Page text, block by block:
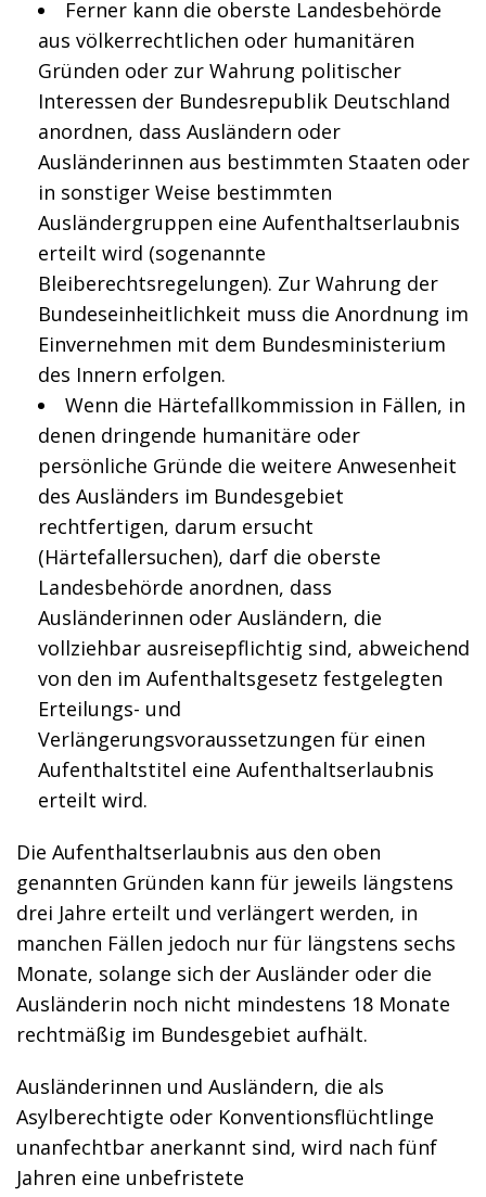
Ferner kann die oberste Landesbehörde
aus völkerrechtlichen oder humanitären
Gründen oder zur Wahrung politischer
Interessen der Bundesrepublik Deutschland
anordnen, dass Ausländern oder
Ausländerinnen aus bestimmten Staaten oder
in sonstiger Weise bestimmten
Ausländergruppen eine Aufenthaltserlaubnis
erteilt wird (sogenannte
Bleiberechtsregelungen). Zur Wahrung der
Bundeseinheitlichkeit muss die Anordnung im
Einvernehmen mit dem Bundesministerium
des Innern erfolgen.
Wenn die Härtefallkommission in Fällen, in
denen dringende humanitäre oder
persönliche Gründe die weitere Anwesenheit
des Ausländers im Bundesgebiet
rechtfertigen, darum ersucht
(Härtefallersuchen), darf die oberste
Landesbehörde anordnen, dass
Ausländerinnen oder Ausländern, die
vollziehbar ausreisepflichtig sind, abweichend
von den im Aufenthaltsgesetz festgelegten
Erteilungs- und
Verlängerungsvoraussetzungen für einen
Aufenthaltstitel eine Aufenthaltserlaubnis
erteilt wird.
Die Aufenthaltserlaubnis aus den oben
genannten Gründen kann für jeweils längstens
drei Jahre erteilt und verlängert werden, in
manchen Fällen jedoch nur für längstens sechs
Monate, solange sich der Ausländer oder die
Ausländerin noch nicht mindestens 18 Monate
rechtmäßig im Bundesgebiet aufhält.
Ausländerinnen und Ausländern, die als
Asylberechtigte oder Konventionsflüchtlinge
unanfechtbar anerkannt sind, wird nach fünf
Jahren eine unbefristete